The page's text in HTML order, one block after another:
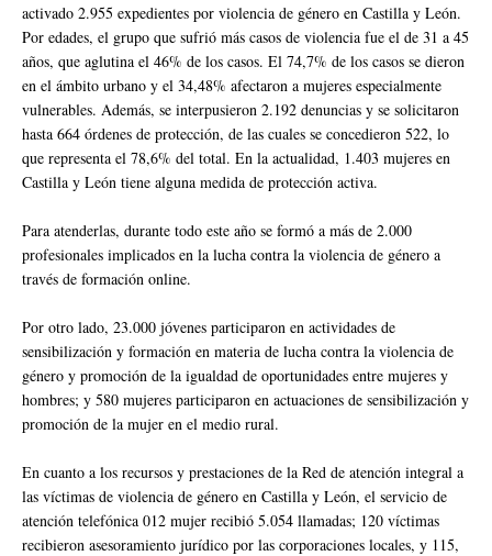
activado 2.955 expedientes por violencia de género en Castilla y León.
Por edades, el grupo que sufrió más casos de violencia fue el de 31 a 45
años, que aglutina el 46% de los casos. El 74,7% de los casos se dieron
en el ámbito urbano y el 34,48% afectaron a mujeres especialmente
vulnerables. Además, se interpusieron 2.192 denuncias y se solicitaron
hasta 664 órdenes de protección, de las cuales se concedieron 522, lo
que representa el 78,6% del total. En la actualidad, 1.403 mujeres en
Castilla y León tiene alguna medida de protección activa.
Para atenderlas, durante todo este año se formó a más de 2.000
profesionales implicados en la lucha contra la violencia de género a
través de formación online.
Por otro lado, 23.000 jóvenes participaron en actividades de
sensibilización y formación en materia de lucha contra la violencia de
género y promoción de la igualdad de oportunidades entre mujeres y
hombres; y 580 mujeres participaron en actuaciones de sensibilización y
promoción de la mujer en el medio rural.
En cuanto a los recursos y prestaciones de la Red de atención integral a
las víctimas de violencia de género en Castilla y León, el servicio de
atención telefónica 012 mujer recibió 5.054 llamadas; 120 víctimas
recibieron asesoramiento jurídico por las corporaciones locales, y 115,